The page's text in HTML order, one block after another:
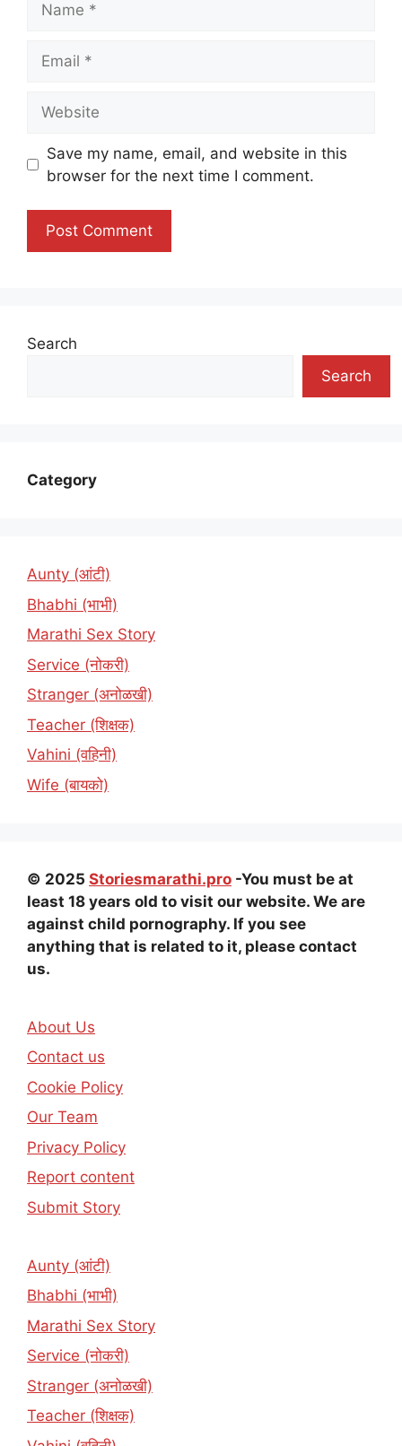
Save my name, email, and website in this
browser for the next time I comment.
Search
Search
Category
Aunty (आंटी)
Bhabhi (भाभी)
Marathi Sex Story
Service (नोकरी)
Stranger (अनोळखी)
Teacher (शिक्षक)
Vahini (वहिनी)
Wife (बायको)
© 2025 Storiesmarathi.pro -You must be at
least 18 years old to visit our website. We are
against child pornography. If you see
anything that is related to it, please contact
us.
About Us
Contact us
Cookie Policy
Our Team
Privacy Policy
Report content
Submit Story
Aunty (आंटी)
Bhabhi (भाभी)
Marathi Sex Story
Service (नोकरी)
Stranger (अनोळखी)
Teacher (शिक्षक)